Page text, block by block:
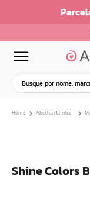
Busque por nome,
Abelha Rainha
Shine Colors
4º
bom medico